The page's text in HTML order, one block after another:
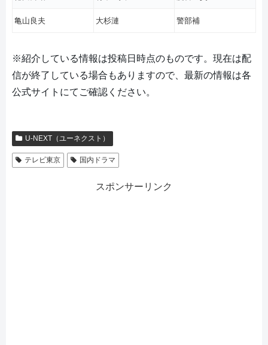
亀山良夫 大杉漣 警部補
※紹介している情報は投稿日時点のものです。現在は配
信が終了している場合もありますので、最新の情報は各
公式サイトにてご確認ください。
U-NEXT（ユーネクスト）
テレビ東京 国内ドラマ
スポンサーリンク